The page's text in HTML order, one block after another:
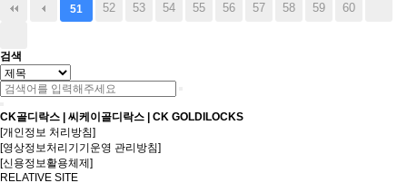
51 52 53 54 55 56 57 58 59 60
검색
CK골디락스 | 씨케이골디락스 | CK GOLDILOCKS
[개인정보 처리방침]
[영상정보처리기기운영 관리방침]
[신용정보활용체제]
RELATIVE SITE